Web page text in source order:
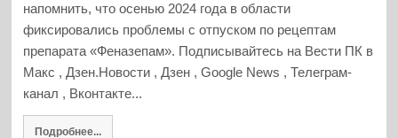
напомнить, что осенью 2024 года в области
фиксировались проблемы с отпуском по рецептам
препарата «Феназепам». Подписывайтесь на Вести ПК в
Макс , Дзен.Новости , Дзен , Google News , Телеграм-
канал , Вконтакте...
Подробнее...